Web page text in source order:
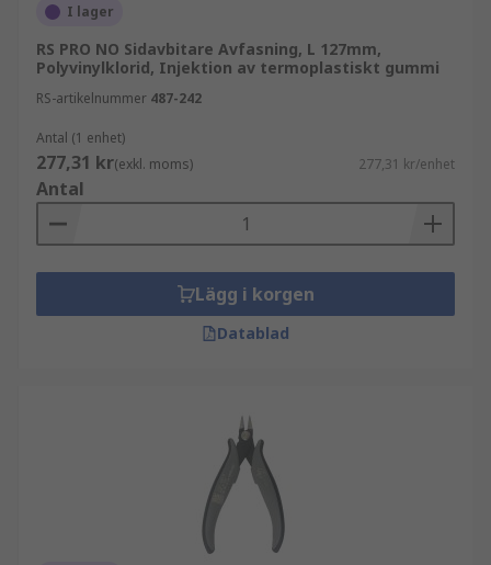
I lager
RS PRO NO Sidavbitare Avfasning, L 127mm,
Polyvinylklorid, Injektion av termoplastiskt gummi
RS-artikelnummer 487-242
Antal (1 enhet)
277,31 kr(exkl. moms) 277,31 kr/enhet
Antal
Lägg i korgen
Datablad